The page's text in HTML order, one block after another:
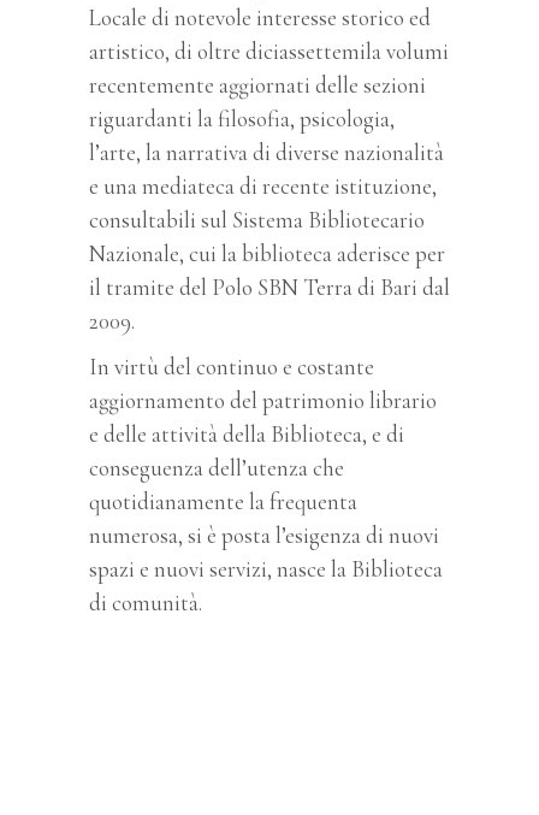
Locale di notevole interesse storico ed
artistico, di oltre diciassettemila volumi
recentemente aggiornati delle sezioni
riguardanti la filosofia, psicologia,
l’arte, la narrativa di diverse nazionalità
e una mediateca di recente istituzione,
consultabili sul Sistema Bibliotecario
Nazionale, cui la biblioteca aderisce per
il tramite del Polo SBN Terra di Bari dal
2009.
In virtù del continuo e costante
aggiornamento del patrimonio librario
e delle attività della Biblioteca, e di
conseguenza dell’utenza che
quotidianamente la frequenta
numerosa, si è posta l’esigenza di nuovi
spazi e nuovi servizi, nasce la Biblioteca
di comunità.